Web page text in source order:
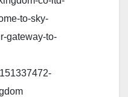
to-sky-
gateway-to-